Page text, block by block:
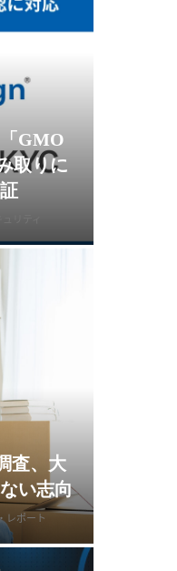
GMO
取りに
査、大
い志向
レポート